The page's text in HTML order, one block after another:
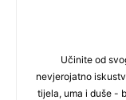
Učinite od
nevjerojatno
tijela, uma i duše -